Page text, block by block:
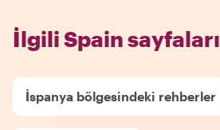
İlgili Spain sayfaları
İspanya bölgesindeki rehberler